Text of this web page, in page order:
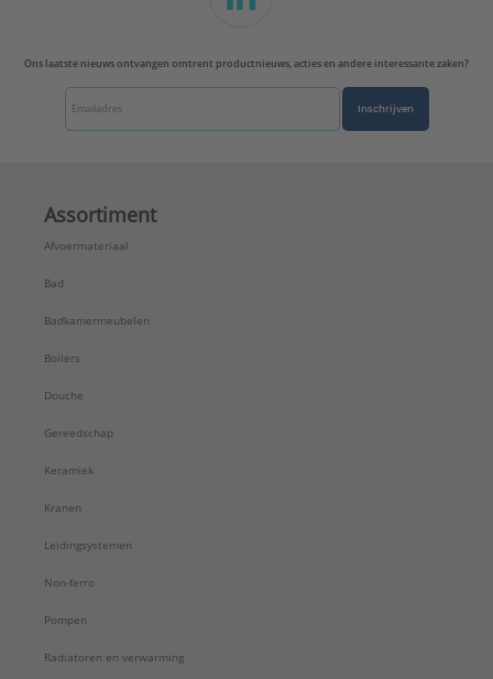
Ons laatste nieuws ontvangen omtrent productnieuws, acties en andere interessante zaken?
Inschrijven
Assortiment
Afvoermateriaal
Bad
Badkamermeubelen
Boilers
Douche
Gereedschap
Keramiek
Kranen
Leidingsystemen
Non-ferro
Pompen
Radiatoren en verwarming